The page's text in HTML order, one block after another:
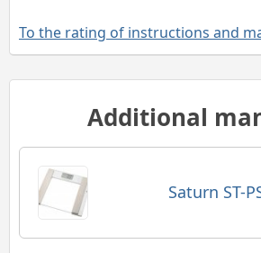
To the rating of instructions and
Additional
Saturn ST-